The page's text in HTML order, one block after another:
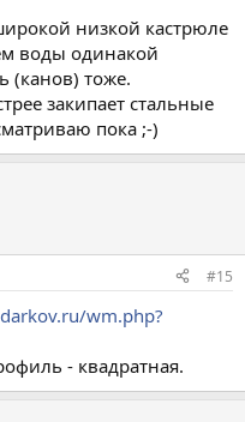
магазинах на
2008 по ноябрь 2008,
Штаты.
немедленно
продукта и связаться с
to Burn Hazard
Product Safety
named below, today
низкой кастрюле
воды одинакой
(канов) тоже.
закипает стальные
пока ;-)
#15
wm.php?
- квадратная.